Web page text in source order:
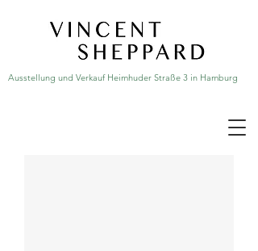
Ausstellung und Verkauf Heimhuder Straße 3 in Hamburg